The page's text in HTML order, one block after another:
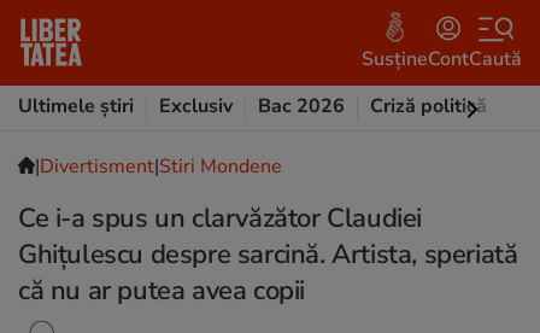
SusțineContCaută
Ultimele știri
Exclusiv Bac 2026 Criză politică
|Divertisment|Stiri Mondene
Ce i-a spus un clarvăzător Claudiei
Ghițulescu despre sarcină. Artista, speriată
că nu ar putea avea copii